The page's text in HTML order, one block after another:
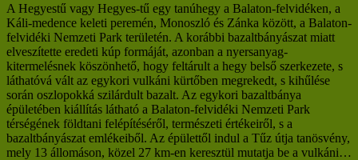
A Hegyestű vagy Hegyes-tű egy tanúhegy a Balaton-felvidéken, a
Káli-medence keleti peremén, Monoszló és Zánka között, a Balaton-
felvidéki Nemzeti Park területén. A korábbi bazaltbányászat miatt
elveszítette eredeti kúp formáját, azonban a nyersanyag-
kitermelésnek köszönhető, hogy feltárult a hegy belső szerkezete, s
láthatóvá vált az egykori vulkáni kürtőben megrekedt, s kihűlése
során oszlopokká szilárdult bazalt. Az egykori bazaltbánya
épületében kiállítás látható a Balaton-felvidéki Nemzeti Park
térségének földtani felépítéséről, természeti értékeiről, s a
bazaltbányászat emlékeiből. Az épülettől indul a Tűz útja tanösvény,
mely 13 állomáson, közel 27 km-en keresztül mutatja be a vulkáni…